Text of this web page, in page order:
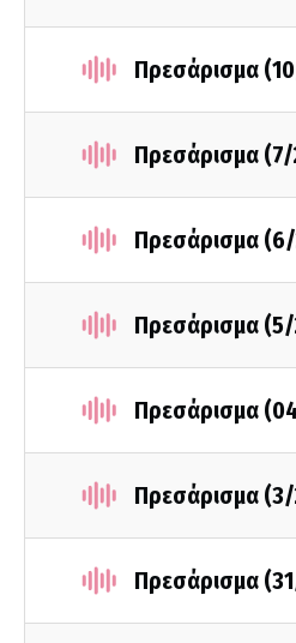
Πρεσάρισμα
Πρεσάρισμα
Πρεσάρισμα
Πρεσάρισμα
Πρεσάρισμα
Πρεσάρισμα
Πρεσάρισμα